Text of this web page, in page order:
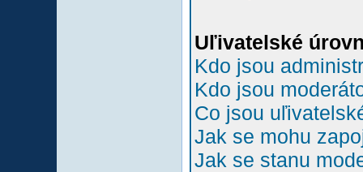
Uľivatelské
Kdo jsou
Kdo jsou
Co jsou
Jak se mohu
Jak se stanu